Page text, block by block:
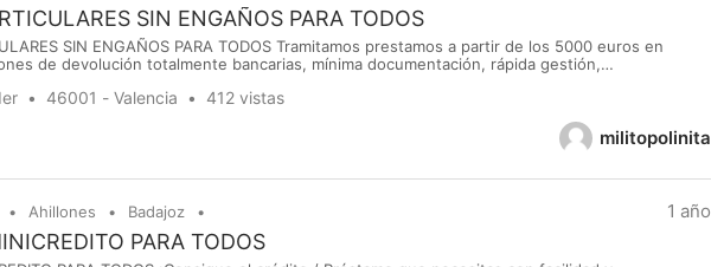
militopolinita
SIN ENGAÑOS PARA TODOS
SIN ENGAÑOS PARA TODOS Tramitamos prestamos a partir de los 5000 euros en
de devolución totalmente bancarias, mínima documentación, rápida gestión,
los siete días de la semana. Trabajamos con clientes de Ma...
46001 - Valencia 412 vistas
Ahillones Badajoz 1 año
PARA TODOS